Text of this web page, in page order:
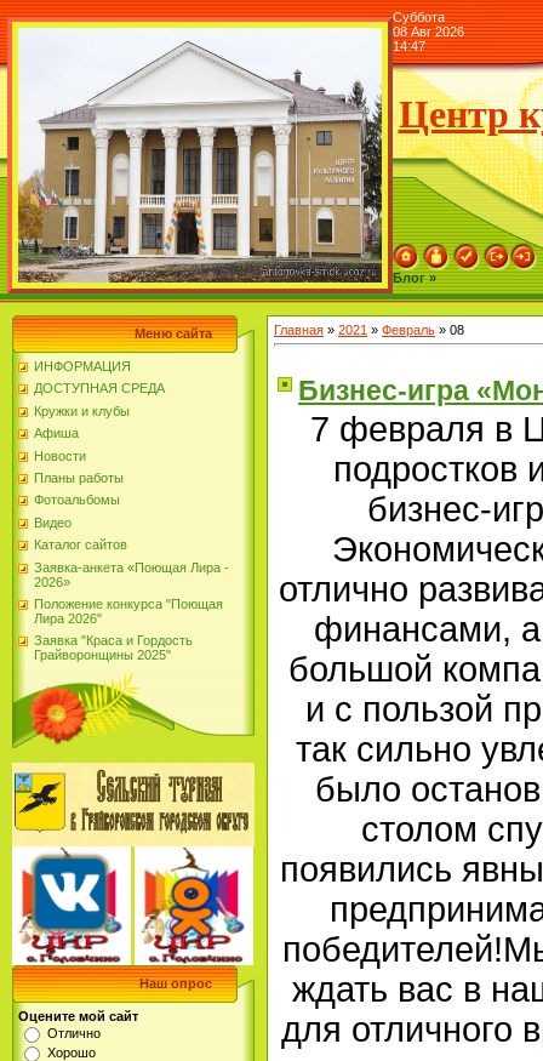
Суббота
08 Авг 2026
14:47
Центр
Блог »
Меню сайта
ИНФОРМАЦИЯ
ДОСТУПНАЯ СРЕДА
Кружки и клубы
Афиша
Новости
Планы работы
Фотоальбомы
Видео
Каталог сайтов
Заявка-анкета «Поющая Лира -
2026»
Положение конкурса "Поющая
Лира 2026"
Заявка "Краса и Гордость
Грайворонщины 2025"
Наш опрос
Оцените мой сайт
Отлично
Хорошо
Главная » 2021 » Февраль » 08
Бизнес-игра
7 февраля в
бизнес-
отлично
финансами, а
большой
и с пользой
так сильно
было
столом
появились
ждать вас в
для отличного